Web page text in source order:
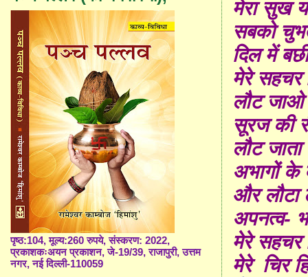
मेरा सुख
सबको
दिल में
मेरे सहचर
लौट
सूरज की
लौट
अभागों के
और लौटा
अपनत्व-
मेरे सहचर
मेरे चिर
पृष्ठ:104, मूल्य:260 रुपये, संस्करण: 2022,
प्रकाशकःअयन प्रकाशन, जे-19/39, राजापुरी, उत्तम
नगर, नई दिल्ली-110059